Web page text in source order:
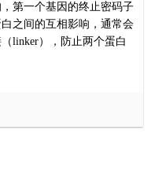
第一个基因的终止密码子
之间的互相影响，通常会
linker） ， 防止两个蛋白